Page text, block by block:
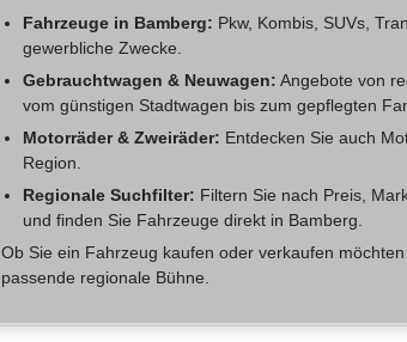
Fahrzeuge in Bamberg: Pkw, Kombis, SUVs,
gewerbliche Zwecke.
Gebrauchtwagen & Neuwagen: Angebote von
vom günstigen Stadtwagen bis zum gepflegten
Motorräder & Zweiräder: Entdecken Sie auch
Region.
Regionale Suchfilter: Filtern Sie nach Preis,
und finden Sie Fahrzeuge direkt in Bamberg.
Ob Sie ein Fahrzeug kaufen oder verkaufen
passende regionale Bühne.